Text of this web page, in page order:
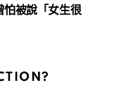
怕被說「女生很